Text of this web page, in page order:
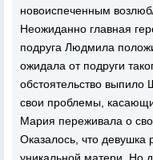
новоиспеченным
Неожиданно главная
подруга Людмила
ожидала от подруги
обстоятельство выпило
свои проблемы,
Мария переживала о
Оказалось, что девушка